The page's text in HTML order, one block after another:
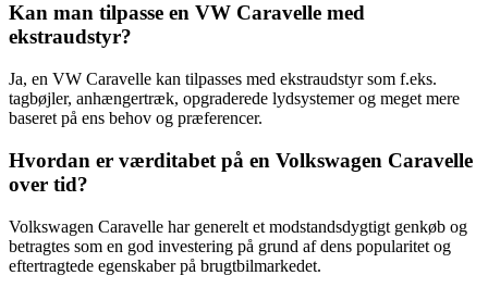
Kan man tilpasse en VW Caravelle med
ekstraudstyr?
Ja, en VW Caravelle kan tilpasses med ekstraudstyr som f.eks.
tagbøjler, anhængertræk, opgraderede lydsystemer og meget mere
baseret på ens behov og præferencer.
Hvordan er værditabet på en Volkswagen Caravelle
over tid?
Volkswagen Caravelle har generelt et modstandsdygtigt genkøb og
betragtes som en god investering på grund af dens popularitet og
eftertragtede egenskaber på brugtbilmarkedet.